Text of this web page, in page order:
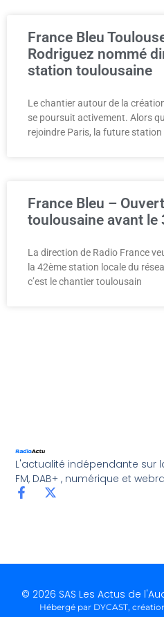
France Bleu
Rodriguez nommé
station toulousaine
Le chantier autour de la
se poursuit activement. Alors
rejoindre Paris, la future station
France Bleu –
toulousaine avant le
La direction de Radio France
la 42ème station locale du
c’est le chantier toulousain
L'actualité indépendante sur
FM, DAB+ , numérique et
© 2026 SAS Les Actus de
Hébergé par DYCAST,